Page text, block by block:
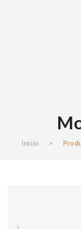
Início >